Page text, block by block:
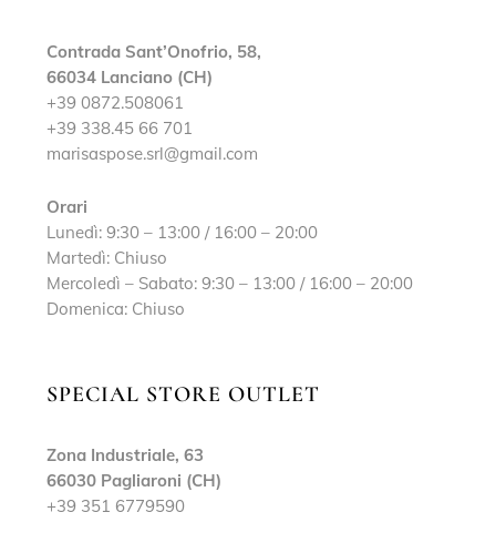
Contrada Sant’Onofrio, 58,
66034 Lanciano (CH)
+39 0872.508061
+39 338.45 66 701
marisaspose.srl@gmail.com
Orari
Lunedì: 9:30 – 13:00 / 16:00 – 20:00
Martedì: Chiuso
Mercoledì – Sabato: 9:30 – 13:00 / 16:00 – 20:00
Domenica: Chiuso
SPECIAL STORE OUTLET
Zona Industriale, 63
66030 Pagliaroni (CH)
+39 351 6779590